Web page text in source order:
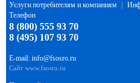
Услуги потребителям и компаниям
Телефон
8 (800) 555 93 70
8 (495) 107 93 70
E-mail: info@fsosro.ru
Сайт www.fsosro.ru